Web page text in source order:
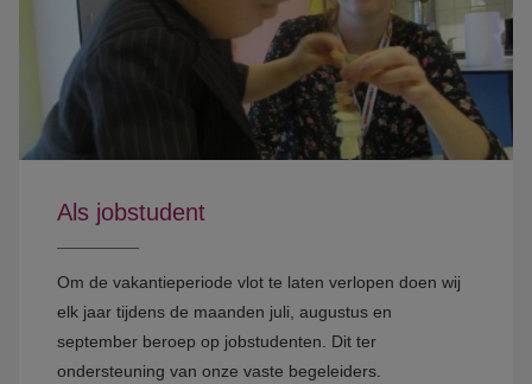
Als jobstudent
Om de vakantieperiode vlot te laten verlopen doen wij
elk jaar tijdens de maanden juli, augustus en
september beroep op jobstudenten. Dit ter
ondersteuning van onze vaste begeleiders.